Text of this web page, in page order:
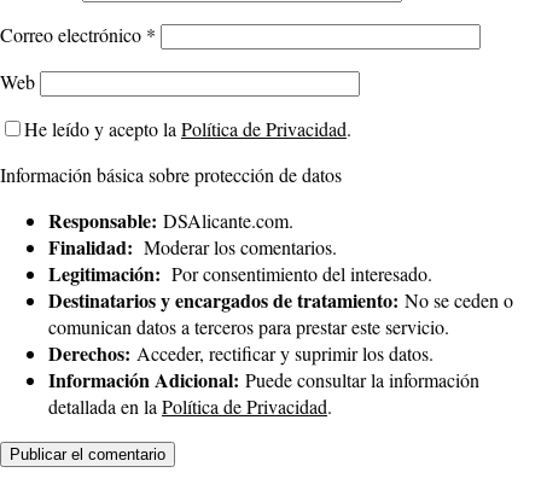
Correo electrónico *
Web
He leído y acepto la Política de Privacidad.
Información básica sobre protección de datos
Responsable: DSAlicante.com.
Finalidad: Moderar los comentarios.
Legitimación: Por consentimiento del interesado.
Destinatarios y encargados de tratamiento: No se ceden o
comunican datos a terceros para prestar este servicio.
Derechos: Acceder, rectificar y suprimir los datos.
Información Adicional: Puede consultar la información
detallada en la Política de Privacidad.